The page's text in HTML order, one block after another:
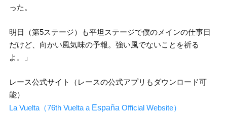
った。
明日（第5ステージ）も平坦ステージで僕のメインの仕事日
だけど、向かい風気味の予報。強い風でないことを祈る
よ。」
レース公式サイト（レースの公式アプリもダウンロード可
能）
La Vuelta（76th Vuelta a España Official Website）